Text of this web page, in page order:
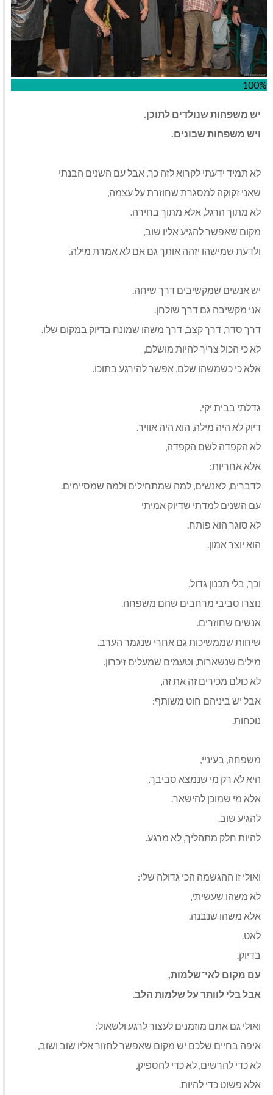
100%
יש משפחות שנולדים לתוכן.
ויש משפחות שבונים.
לא תמיד ידעתי לקרוא לזה כך, אבל עם השנים הבנתי
שאני זקוקה למסגרת שחוזרת על עצמה,
לא מתוך הרגל, אלא מתוך בחירה.
מקום שאפשר להגיע אליו שוב,
ולדעת שמישהו יזהה אותך גם אם לא אמרת מילה.
יש אנשים שמקשיבים דרך שיחה.
אני מקשיבה גם דרך שולחן.
דרך סדר, דרך קצב, דרך משהו שמונח בדיוק במקום שלו.
לא כי הכול צריך להיות מושלם,
אלא כי כשמשהו שלם, אפשר להירגע בתוכו.
גדלתי בבית יקי.
דיוק לא היה מילה, הוא היה אוויר.
לא הקפדה לשם הקפדה,
אלא אחריות:
לדברים, לאנשים, למה שמתחילים ולמה שמסיימים.
עם השנים למדתי שדיוק אמיתי
לא סוגר הוא פותח.
הוא יוצר אמון.
וכך, בלי תכנון גדול,
נוצרו סביבי מרחבים שהם משפחה.
אנשים שחוזרים.
שיחות שממשיכות גם אחרי שנגמר הערב.
מילים שנשארות, וטעמים שמעלים זיכרון.
לא כולם מכירים זה את זה,
אבל יש ביניהם חוט משותף:
נוכחות.
משפחה, בעיניי,
היא לא רק מי שנמצא סביבך,
אלא מי שמוכן להישאר.
להגיע שוב.
להיות חלק מתהליך, לא מרגע.
ואולי זו ההגשמה הכי גדולה שלי:
לא משהו שעשיתי,
אלא משהו שנבנה.
לאט.
בדיוק.
עם מקום לאי־שלמות,
אבל בלי לוותר על שלמות הלב.
ואולי גם אתם מוזמנים לעצור לרגע ולשאול:
איפה בחיים שלכם יש מקום שאפשר לחזור אליו שוב ושוב,
לא כדי להרשים, לא כדי להספיק,
אלא פשוט כדי להיות.